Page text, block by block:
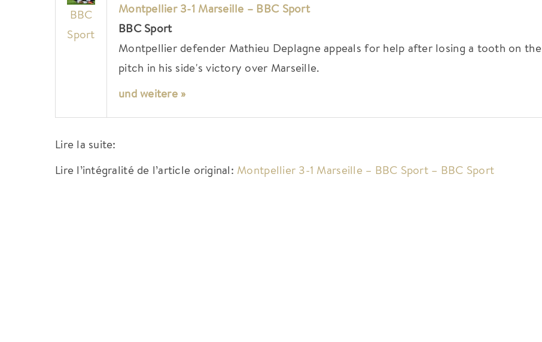
BBC
Sport
Montpellier 3-1 Marseille – BBC Sport
BBC Sport
Montpellier defender Mathieu Deplagne appeals for help after losing a tooth on the
pitch in his side's victory over Marseille.
und weitere »
Lire la suite:
Lire l’intégralité de l’article original: Montpellier 3-1 Marseille – BBC Sport – BBC Sport